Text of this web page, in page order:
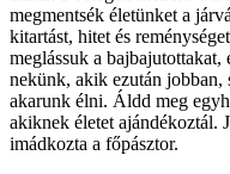
megmentsék életünket a
kitartást, hitet és
meglássuk a
nekünk, akik ezután jobban,
akarunk élni. Áldd meg
akiknek életet ajándékoztál.
imádkozta a főpásztor.